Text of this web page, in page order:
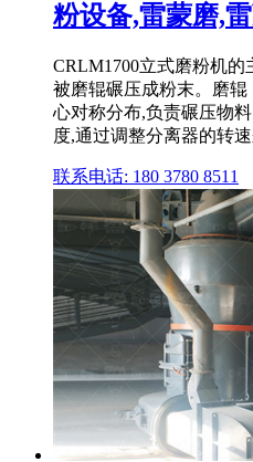
粉设备,雷蒙磨,
CRLM1700立式磨粉机
被磨辊碾压成粉末。磨
心对称分布,负责碾压物
度,通过调整分离器的转
联系电话: 180 3780 8511